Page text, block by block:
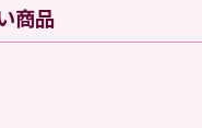
商品